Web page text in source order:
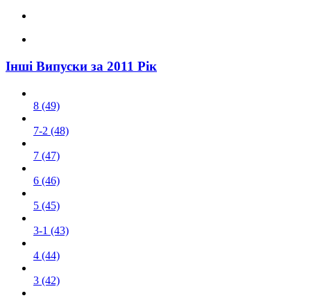
Інші Випуски за 2011 Рік
8 (49)
7-2 (48)
7 (47)
6 (46)
5 (45)
3-1 (43)
4 (44)
3 (42)